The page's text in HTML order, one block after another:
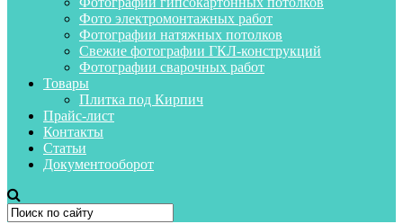
Фото электромонтажных работ
Фотографии натяжных потолков
Свежие фотографии ГКЛ-конструкций
Фотографии сварочных работ
Товары
Плитка под Кирпич
Прайс-лист
Контакты
Статьи
Документооборот